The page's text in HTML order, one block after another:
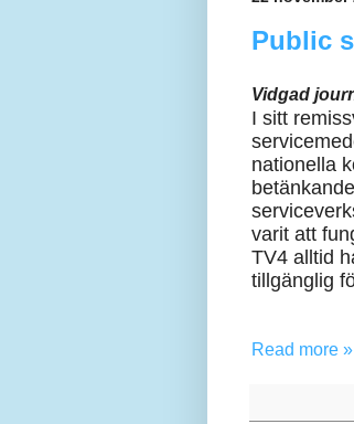
Public
Vidgad
I sitt
nationella
varit att
TV4 alltid
tillgänglig
Read more »